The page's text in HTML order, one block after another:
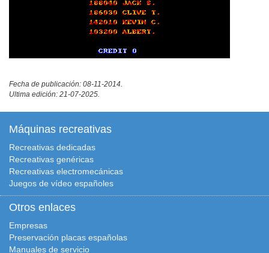
Fecha de publicación: 08-11-2014.
Ultima edición: 21-07-2025.
Máquinas recreativas
Recreativas dedicadas
Recreativas genéricas
Recreativas electromecánicas
Juegos de vídeo españoles
Otros enlaces
Empresas
Preservación placas españolas
Manuales de servicio